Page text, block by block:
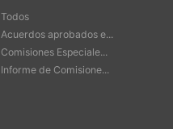
Todos
Acuerdos aprobados e...
Comisiones Especiale...
Informe de Comisione...